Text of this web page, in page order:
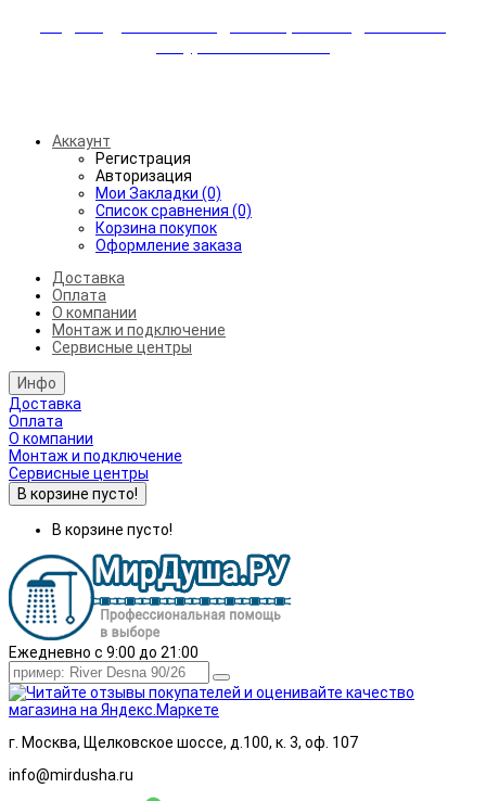
Аккаунт
Регистрация
Авторизация
Мои Закладки (0)
Список сравнения (0)
Корзина покупок
Оформление заказа
Доставка
Оплата
О компании
Монтаж и подключение
Сервисные центры
Инфо
Доставка
Оплата
О компании
Монтаж и подключение
Сервисные центры
В корзине пусто!
В корзине пусто!
Ежедневно с 9:00 до 21:00
г. Москва, Щелковское шоссе, д.100, к. 3, оф. 107
info@mirdusha.ru